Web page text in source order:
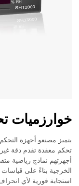
خوارزميات
تحكم معقدة تقدم دقة
أجهزتهم نماذج رياضية
الخرجية بناءً على
استجابة فورية لأي